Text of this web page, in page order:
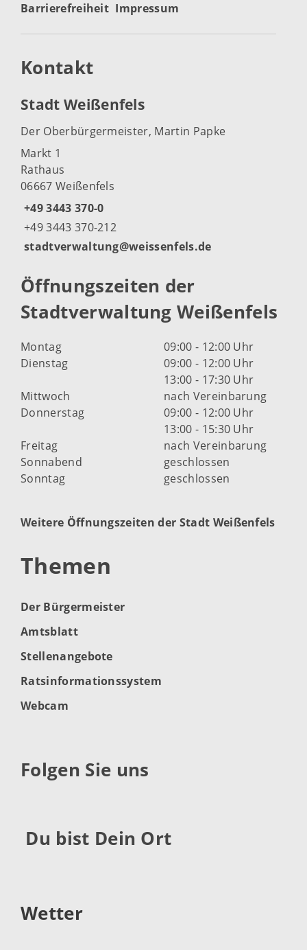
Barrierefreiheit Impressum
Kontakt
Stadt Weißenfels
Der Oberbürgermeister, Martin Papke
Markt 1
Rathaus
06667 Weißenfels
+49 3443 370-0
+49 3443 370-212
stadtverwaltung@weissenfels.de
Öffnungszeiten der
Stadtverwaltung Weißenfels
Montag
09:00 - 12:00 Uhr
Dienstag
09:00 - 12:00 Uhr
13:00 - 17:30 Uhr
Mittwoch
nach Vereinbarung
Donnerstag
09:00 - 12:00 Uhr
13:00 - 15:30 Uhr
Freitag
nach Vereinbarung
Sonnabend
geschlossen
Sonntag
geschlossen
Weitere Öffnungszeiten der Stadt Weißenfels
Themen
Der Bürgermeister
Amtsblatt
Stellenangebote
Ratsinformationssystem
Webcam
Folgen Sie uns
Du bist Dein Ort
Wetter